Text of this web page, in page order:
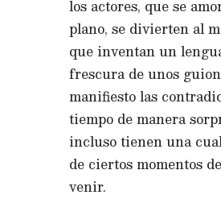
los actores, que se
plano, se divierten al
que inventan un
frescura de unos
manifiesto las
tiempo de manera
incluso tienen una
de ciertos momentos
venir.